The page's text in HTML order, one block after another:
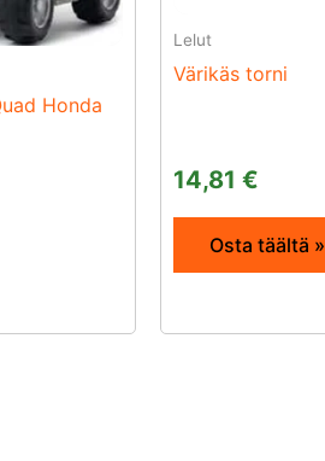
Honda
Lelut
Värikäs torni
14,81 €
Osta täältä »